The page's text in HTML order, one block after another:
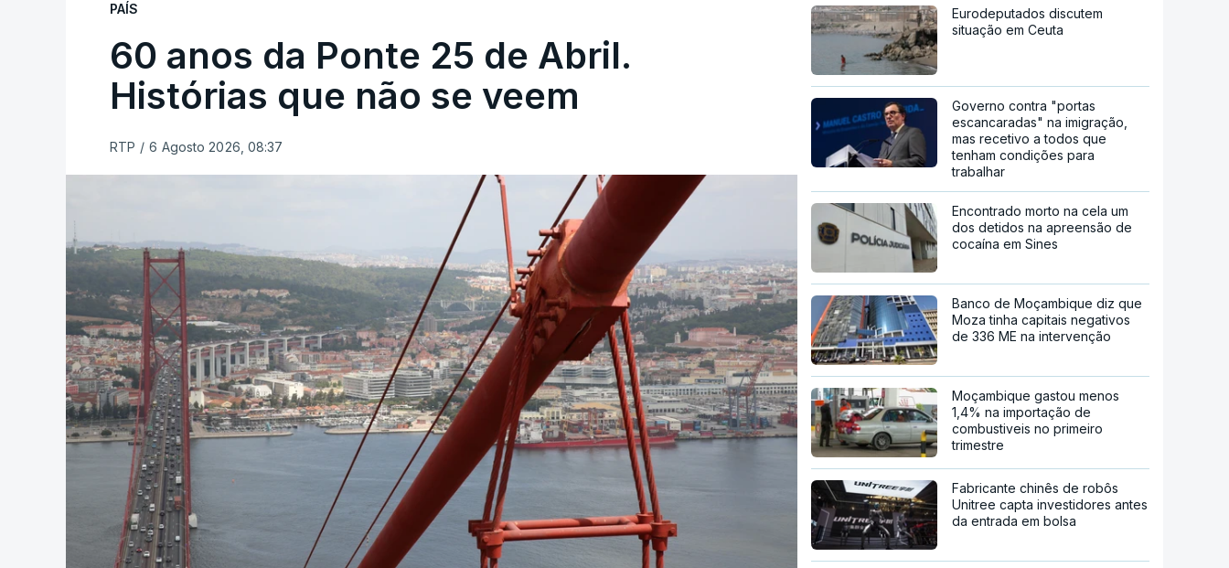
PAÍS
60 anos da Ponte 25 de Abril.
Histórias que não se veem
RTP / 6 Agosto 2026, 08:37
Eurodeputados discutem
situação em Ceuta
Governo contra "portas
escancaradas" na imigração,
mas recetivo a todos que
tenham condições para
trabalhar
Encontrado morto na cela um
dos detidos na apreensão de
cocaína em Sines
Banco de Moçambique diz que
Moza tinha capitais negativos
de 336 ME na intervenção
Moçambique gastou menos
1,4% na importação de
combustiveis no primeiro
trimestre
Fabricante chinês de robôs
Unitree capta investidores antes
da entrada em bolsa